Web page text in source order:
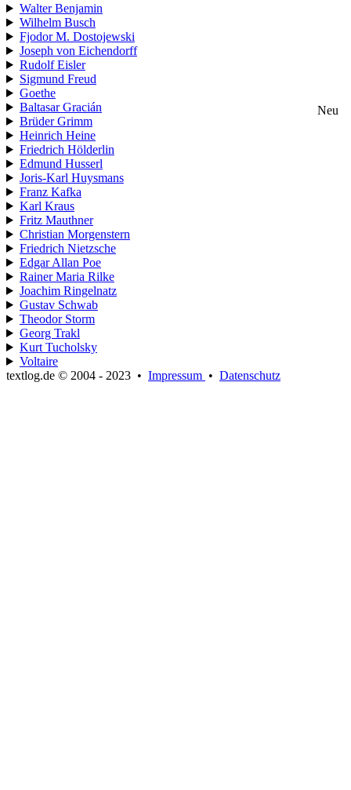
Walter Benjamin
Wilhelm Busch
Fjodor M. Dostojewski
Joseph von Eichendorff
Rudolf Eisler
Sigmund Freud
Goethe
Baltasar Gracián
Neu
Brüder Grimm
Heinrich Heine
Friedrich Hölderlin
Edmund Husserl
Joris-Karl Huysmans
Franz Kafka
Karl Kraus
Fritz Mauthner
Christian Morgenstern
Friedrich Nietzsche
Edgar Allan Poe
Rainer Maria Rilke
Joachim Ringelnatz
Gustav Schwab
Theodor Storm
Georg Trakl
Kurt Tucholsky
Voltaire
textlog.de © 2004 - 2023 • Impressum • Datenschutz